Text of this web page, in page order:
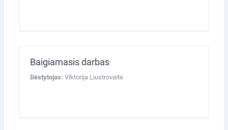
Baigiamasis darbas
Dėstytojas: Viktorija Liustrovaitė